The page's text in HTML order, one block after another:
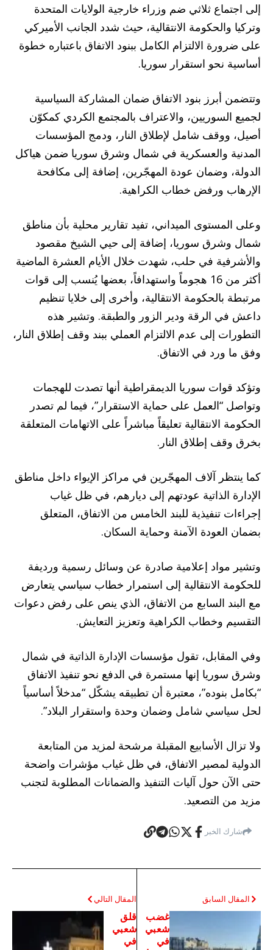
إلى اجتماع ثلاثي ضم وزراء خارجية الولايات المتحدة
وتركيا والحكومة الانتقالية، حيث شدد الجانب الأميركي
على ضرورة الالتزام الكامل ببنود الاتفاق باعتباره خطوة
أساسية نحو استقرار سوريا.
وتتضمن أبرز بنود الاتفاق ضمان المشاركة السياسية
لجميع السوريين، والاعتراف بالمجتمع الكردي كمكوّن
أصيل، ووقف شامل لإطلاق النار، ودمج المؤسسات
المدنية والعسكرية في شمال وشرق سوريا ضمن هياكل
الدولة، وضمان عودة المهجّرين، إضافة إلى مكافحة
الإرهاب ورفض خطاب الكراهية.
وعلى المستوى الميداني، تفيد تقارير محلية بأن مناطق
شمال وشرق سوريا، إضافة إلى حيي الشيخ مقصود
والأشرفية في حلب، شهدت خلال الأيام العشرة الماضية
أكثر من 16 هجوماً واستهدافاً، بعضها يُنسب إلى قوات
مرتبطة بالحكومة الانتقالية، وأخرى إلى خلايا تنظيم
داعش في الرقة ودير الزور والطبقة. وتشير هذه
التطورات إلى عدم الالتزام العملي ببند وقف إطلاق النار،
وفق ما ورد في الاتفاق.
وتؤكد قوات سوريا الديمقراطية أنها تصدت للهجمات
وتواصل “العمل على حماية الاستقرار”، فيما لم تصدر
الحكومة الانتقالية تعليقاً مباشراً على الاتهامات المتعلقة
بخرق وقف إطلاق النار.
كما ينتظر آلاف المهجّرين في مراكز الإيواء داخل مناطق
الإدارة الذاتية عودتهم إلى ديارهم، في ظل غياب
إجراءات تنفيذية للبند الخامس من الاتفاق، المتعلق
بضمان العودة الآمنة وحماية السكان.
وتشير مواد إعلامية صادرة عن وسائل رسمية ورديفة
للحكومة الانتقالية إلى استمرار خطاب سياسي يتعارض
مع البند السابع من الاتفاق، الذي ينص على رفض دعوات
التقسيم وخطاب الكراهية وتعزيز التعايش.
وفي المقابل، تقول مؤسسات الإدارة الذاتية في شمال
وشرق سوريا إنها مستمرة في الدفع نحو تنفيذ الاتفاق
“بكامل بنوده”، معتبرة أن تطبيقه يشكّل “مدخلاً أساسياً
لحل سياسي شامل وضمان وحدة واستقرار البلاد”.
ولا تزال الأسابيع المقبلة مرشحة لمزيد من المتابعة
الدولية لمصير الاتفاق، في ظل غياب مؤشرات واضحة
حتى الآن حول آليات التنفيذ والضمانات المطلوبة لتجنب
مزيد من التصعيد.
شارك الخبر
المقال السابق
غضب
شعبي
في
المقال التالي
قلق
شعبي
في